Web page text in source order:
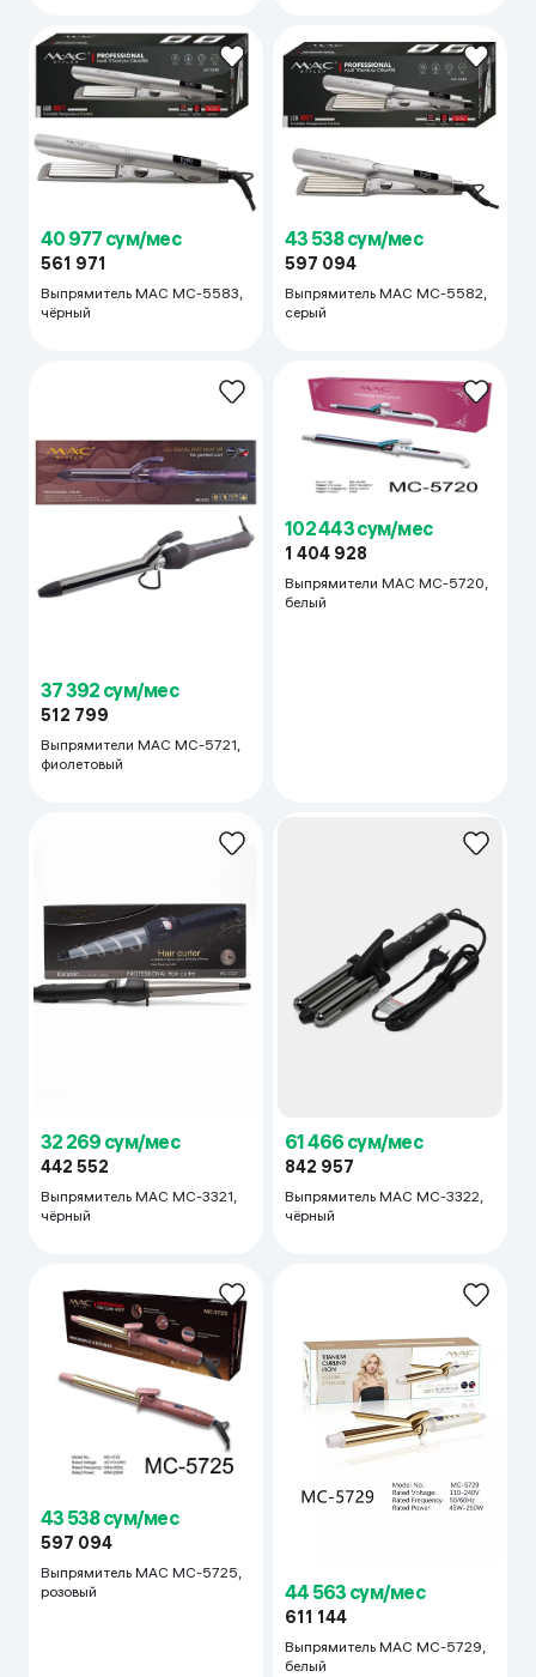
40 977 сум/мес
561 971
Выпрямитель MAC MC-5583,
чёрный
43 538 сум/мес
597 094
Выпрямитель MAC MC-5582,
серый
37 392 сум/мес
512 799
Выпрямители MAC MC-5721,
фиолетовый
102 443 сум/мес
1 404 928
Выпрямители MAC MC-5720,
белый
32 269 сум/мес
442 552
Выпрямитель MAC MC-3321,
чёрный
61 466 сум/мес
842 957
Выпрямитель MAC MC-3322,
чёрный
43 538 сум/мес
597 094
Выпрямитель MAC MC-5725,
розовый
44 563 сум/мес
611 144
Выпрямитель MAC MC-5729,
белый